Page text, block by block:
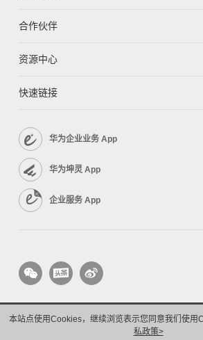
本站点使用Cookies，继续浏览表示您同意我们使用
私政策>
合作伙伴
资源中心
快速链接
华为企业业务 App
华为坤灵 App
企业服务 App
版权所有 © 华为技术有限公司 1998-2026。 保留一切
隐私保护
法律声明